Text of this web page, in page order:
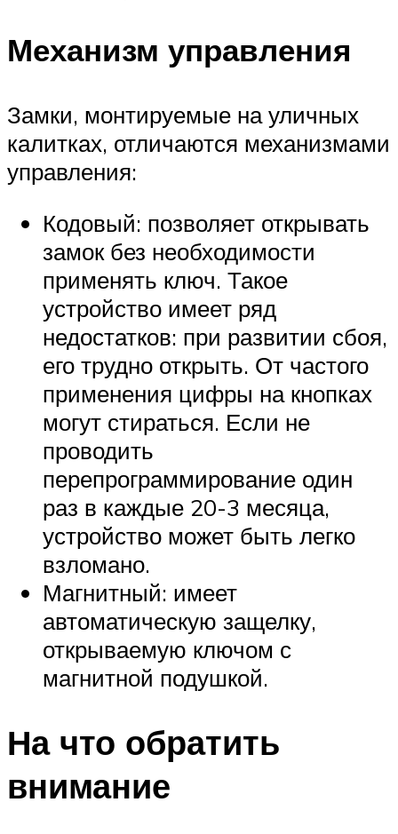
Механизм управления
Замки, монтируемые на уличных
калитках, отличаются механизмами
управления:
Кодовый: позволяет открывать
замок без необходимости
применять ключ. Такое
устройство имеет ряд
недостатков: при развитии сбоя,
его трудно открыть. От частого
применения цифры на кнопках
могут стираться. Если не
проводить
перепрограммирование один
раз в каждые 20-3 месяца,
устройство может быть легко
взломано.
Магнитный: имеет
автоматическую защелку,
открываемую ключом с
магнитной подушкой.
На что обратить
внимание